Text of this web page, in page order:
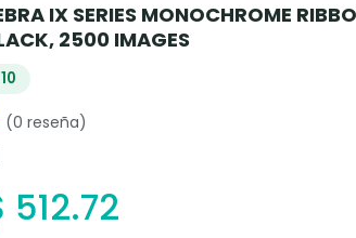
IX SERIES MONOCHROME
2500 IMAGES
(0 reseña)
512.72